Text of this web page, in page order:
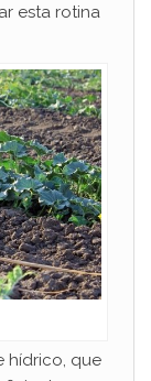
esta rotina
hídrico, que